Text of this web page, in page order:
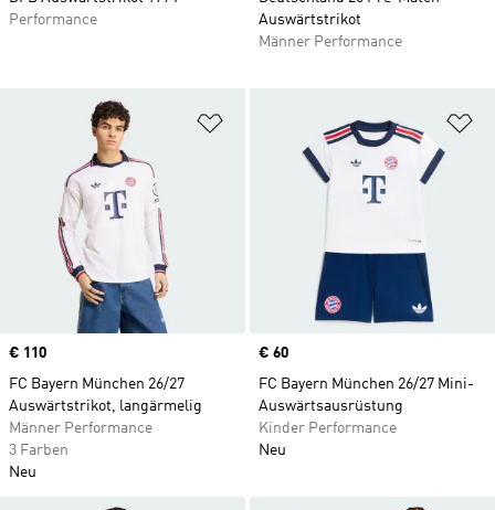
Performance
Auswärtstrikot
Männer Performance
Zur Wunschliste hinzufügen
Price
€ 110
FC Bayern München 26/27
Auswärtstrikot, langärmelig
Männer Performance
3 Farben
Neu
Price
€ 60
FC Bayern München 26/27 Mini-
Auswärtsausrüstung
Kinder Performance
Neu